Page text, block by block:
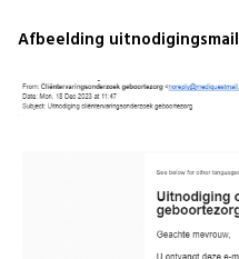
Afbeelding uitnodigingsmail